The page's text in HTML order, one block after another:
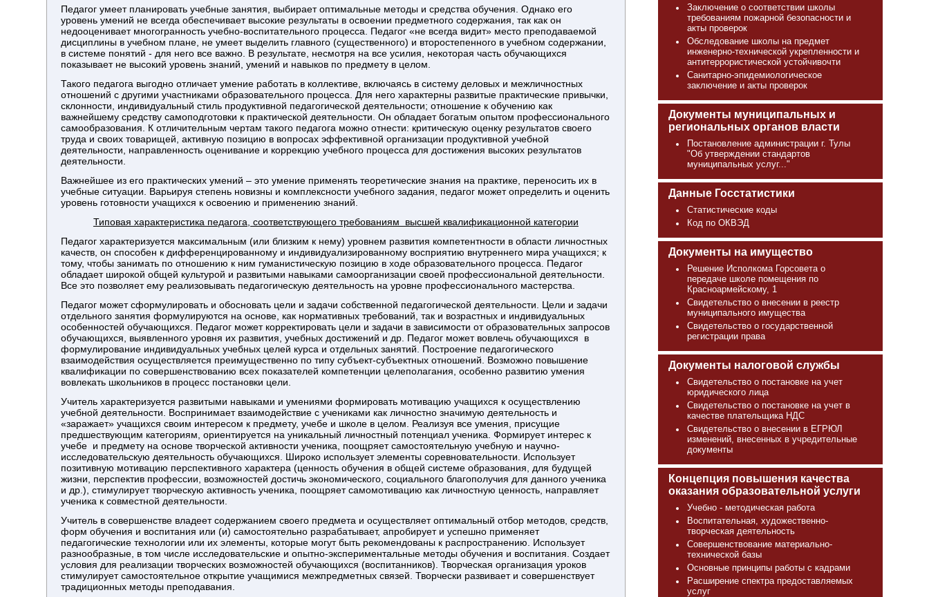
Педагог умеет планировать учебные занятия, выбирает оптимальные методы и средства обучения. Однако его
уровень умений не всегда обеспечивает высокие результаты в освоении предметного содержания, так как он
недооценивает многогранность учебно-воспитательного процесса. Педагог «не всегда видит» место преподаваемой
дисциплины в учебном плане, не умеет выделить главного (существенного) и второстепенного в учебном содержании,
в системе понятий - для него все важно. В результате, несмотря на все усилия, некоторая часть обучающихся
показывает не высокий уровень знаний, умений и навыков по предмету в целом.
Такого педагога выгодно отличает умение работать в коллективе, включаясь в систему деловых и межличностных
отношений с другими участниками образовательного процесса. Для него характерны развитые практические привычки,
склонности, индивидуальный стиль продуктивной педагогической деятельности; отношение к обучению как
важнейшему средству самоподготовки к практической деятельности. Он обладает богатым опытом профессионального
самообразования. К отличительным чертам такого педагога можно отнести: критическую оценку результатов своего
труда и своих товарищей, активную позицию в вопросах эффективной организации продуктивной учебной
деятельности, направленность оценивание и коррекцию учебного процесса для достижения высоких результатов
деятельности.
Важнейшее из его практических умений – это умение применять теоретические знания на практике, переносить их в
учебные ситуации. Варьируя степень новизны и комплексности учебного задания, педагог может определить и оценить
уровень готовности учащихся к освоению и применению знаний.
Типовая характеристика педагога, соответствующего требованиям высшей квалификационной категории
Педагог характеризуется максимальным (или близким к нему) уровнем развития компетентности в области личностных
качеств, он способен к дифференцированному и индивидуализированному восприятию внутреннего мира учащихся; к
тому, чтобы занимать по отношению к ним гуманистическую позицию в ходе образовательного процесса. Педагог
обладает широкой общей культурой и развитыми навыками самоорганизации своей профессиональной деятельности.
Все это позволяет ему реализовывать педагогическую деятельность на уровне профессионального мастерства.
Педагог может сформулировать и обосновать цели и задачи собственной педагогической деятельности. Цели и задачи
отдельного занятия формулируются на основе, как нормативных требований, так и возрастных и индивидуальных
особенностей обучающихся. Педагог может корректировать цели и задачи в зависимости от образовательных запросов
обучающихся, выявленного уровня их развития, учебных достижений и др. Педагог может вовлечь обучающихся в
формулирование индивидуальных учебных целей курса и отдельных занятий. Построение педагогического
взаимодействия осуществляется преимущественно по типу субъект-субъектных отношений. Возможно повышение
квалификации по совершенствованию всех показателей компетенции целеполагания, особенно развитию умения
вовлекать школьников в процесс постановки цели.
Учитель характеризуется развитыми навыками и умениями формировать мотивацию учащихся к осуществлению
учебной деятельности. Воспринимает взаимодействие с учениками как личностно значимую деятельность и
«заражает» учащихся своим интересом к предмету, учебе и школе в целом. Реализуя все умения, присущие
предшествующим категориям, ориентируется на уникальный личностный потенциал ученика. Формирует интерес к
учебе и предмету на основе творческой активности ученика, поощряет самостоятельную учебную и научно-
исследовательскую деятельность обучающихся. Широко использует элементы соревновательности. Использует
позитивную мотивацию перспективного характера (ценность обучения в общей системе образования, для будущей
жизни, перспектив профессии, возможностей достичь экономического, социального благополучия для данного ученика
и др.), стимулирует творческую активность ученика, поощряет самомотивацию как личностную ценность, направляет
ученика к совместной деятельности.
Учитель в совершенстве владеет содержанием своего предмета и осуществляет оптимальный отбор методов, средств,
форм обучения и воспитания или (и) самостоятельно разрабатывает, апробирует и успешно применяет
педагогические технологии или их элементы, которые могут быть рекомендованы к распространению. Использует
разнообразные, в том числе исследовательские и опытно-экспериментальные методы обучения и воспитания. Создает
условия для реализации творческих возможностей обучающихся (воспитанников). Творческая организация уроков
стимулирует самостоятельное открытие учащимися межпредметных связей. Творчески развивает и совершенствует
традиционных методы преподавания.
Заключение о соответствии школы
требованиям пожарной безопасности и
акты проверок
Обследование школы на предмет
инженерно-технической укрепленности и
антитеррористической устойчивочти
Санитарно-эпидемиологическое
заключение и акты проверок
Документы муниципальных и
региональных органов власти
Постановление администрации г. Тулы
"Об утверждении стандартов
муниципальных услуг..."
Данные Госстатистики
Статистические коды
Код по ОКВЭД
Документы на имущество
Решение Исполкома Горсовета о
передаче школе помещения по
Красноармейскому, 1
Свидетельство о внесении в реестр
муниципального имущества
Свидетельство о государственной
регистрации права
Документы налоговой службы
Свидетельство о постановке на учет
юридического лица
Свидетельство о постановке на учет в
качестве плательщика НДС
Свидетельство о внесении в ЕГРЮЛ
изменений, внесенных в учредительные
документы
Концепция повышения качества
оказания образовательной услуги
Учебно - методическая работа
Воспитательная, художественно-
творческая деятельность
Совершенствование материально-
технической базы
Основные принципы работы с кадрами
Расширение спектра предоставляемых
услуг